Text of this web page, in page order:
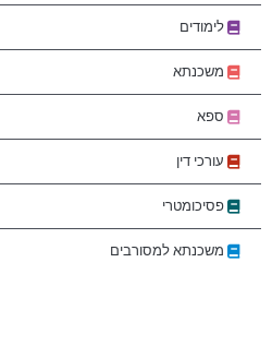
לימודים
משכנתא
ספא
עורכי דין
פסיכומטרי
משכנתא למסורבים